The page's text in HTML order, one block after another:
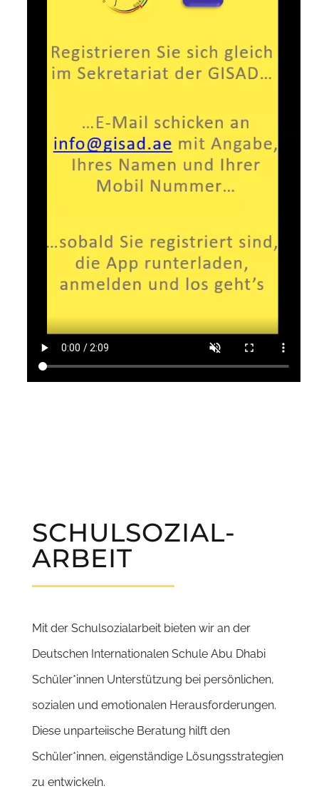
SCHULSOZIAL-
ARBEIT
Mit der Schulsozialarbeit bieten wir an der
Deutschen Internationalen Schule Abu Dhabi
Schüler*innen Unterstützung bei persönlichen,
sozialen und emotionalen Herausforderungen.
Diese unparteiische Beratung hilft den
Schüler*innen, eigenständige Lösungsstrategien
zu entwickeln.